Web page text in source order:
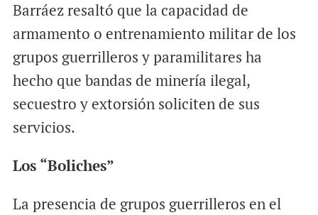
Barráez resaltó que la capacidad de
armamento o entrenamiento militar de los
grupos guerrilleros y paramilitares ha
hecho que bandas de minería ilegal,
secuestro y extorsión soliciten de sus
servicios.
Los “Boliches”
La presencia de grupos guerrilleros en el